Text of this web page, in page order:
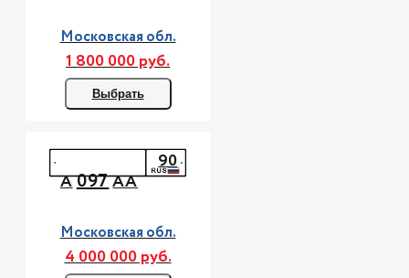
Московская обл.
1 800 000 руб.
Выбрать
А097АА
90
Московская обл.
4 000 000 руб.